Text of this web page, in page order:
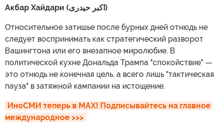
Акбар Хайдари (اکبر حیدری)
Относительное затишье после бурных дней отнюдь не
следует воспринимать как стратегический разворот
Вашингтона или его внезапное миролюбие. В
политической кухне Дональда Трампа "спокойствие" —
это отнюдь не конечная цель, а всего лишь "тактическая
пауза" в затяжной кампании на истощение.
ИноСМИ теперь в MAX! Подписывайтесь на главное
международное >>>